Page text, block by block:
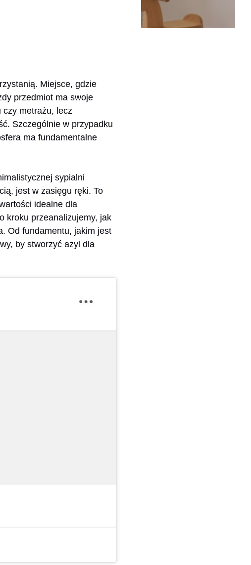
Miejsce, gdzie
przedmiot ma swoje
metrażu, lecz
Szczególnie w przypadku
ma fundamentalne
sypialni
jest w zasięgu ręki. To
idealne dla
kroku przeanalizujemy, jak
Od fundamentu, jakim jest
by stworzyć azyl dla